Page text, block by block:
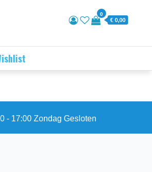
0
€ 0,00
- 17:00 Zondag Gesloten